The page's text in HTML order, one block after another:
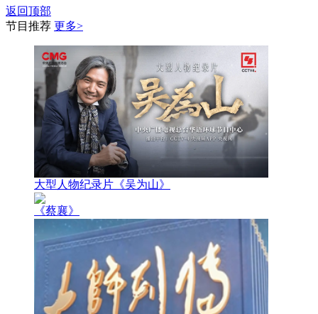
返回顶部
节目推荐 更多>
大型人物纪录片《吴为山》
《蔡襄》